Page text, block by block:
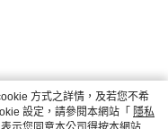
方式之詳情，及若您不希
設定，請參閱本網站「 隱私